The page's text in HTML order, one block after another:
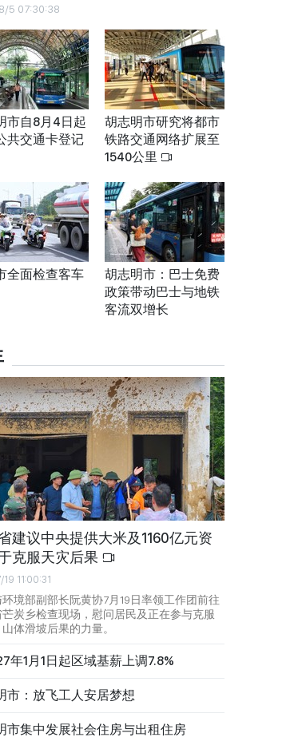
5 07:30:38
市自8月4日起
共交通卡登记
胡志明市研究将都市
铁路交通网络扩展至
1540公里
全面检查客车
胡志明市：巴士免费
政策带动巴士与地铁
客流双增长
建议中央提供大米及1160亿元资
克服天灾后果
11:00:31
环境部副部长阮黄协7月19日率领工作团前往
炭乡检查现场，慰问居民及正在参与克服
体滑坡后果的力量。
年1月1日起区域基薪上调7.8%
市：放飞工人安居梦想
市集中发展社会住房与出租住房